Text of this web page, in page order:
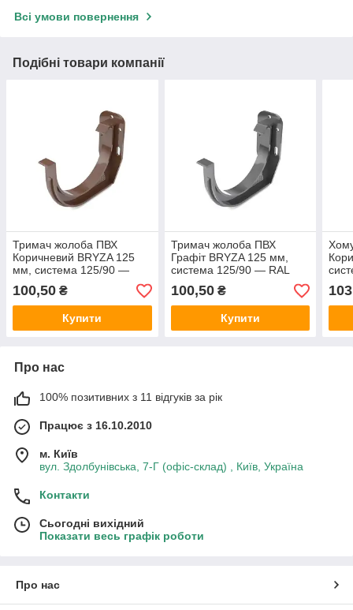
Всі умови повернення
Подібні товари компанії
Тримач жолоба ПВХ
Коричневий BRYZA 125
мм, система 125/90 —
RAL 8017.
100,50 ₴
Купити
Тримач жолоба ПВХ
Графіт BRYZA 125 мм,
система 125/90 — RAL
7021.
100,50₴
Купити
Про нас
100% позитивних з 11 відгуків за рік
Працює з 16.10.2010
м. Київ
вул. Здолбунівська, 7-Г (офіс-склад) , Київ, Україна
Контакти
Сьогодні вихідний
Показати весь графік роботи
Про нас